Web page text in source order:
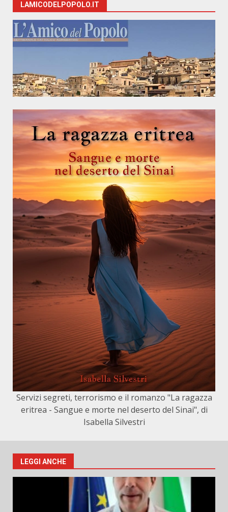
LAMICODELPOPOLO.IT
Servizi segreti, terrorismo e il romanzo "La ragazza
eritrea - Sangue e morte nel deserto del Sinai", di
Isabella Silvestri
LEGGI ANCHE